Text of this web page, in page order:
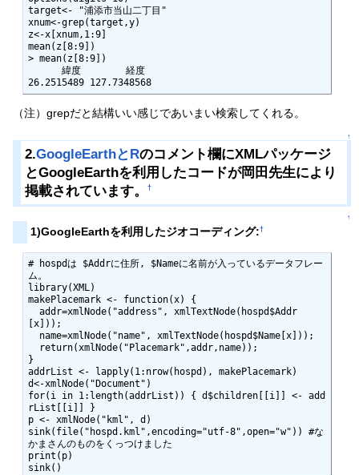
target<- "浦添市当山二丁目"
xnum<-grep(target,y)
z<-x[xnum,1:9]
mean(z[8:9])
> mean(z[8:9])
26.2515489 127.7348568
（注）grepだと結構いい感じであいまい検索してくれる。
↑
2.GoogleEarthとRのコメント欄にXMLパッケージ
とGoogleEarthを利用したコードが岡田先生により
掲載されています。†
↑
1)GoogleEarthを利用したジオコーディング:†
# hospdは $Addrに住所, $Nameに名前が入っているデータフレー
ム。
library(XML)
makePlacemark <- function(x) {
[x]));
}
addrList <- lapply(1:nrow(hospd), makePlacemark)
d<-xmlNode("Document")
for(i in 1:length(addrList)) { d$children[[i]] <- add
rList[[i]] }
p <- xmlNode("kml", d)
sink(file("hospd.kml",encoding="utf-8",open="w")) #な
かまさんのものをくっつけました
print(p)
sink()